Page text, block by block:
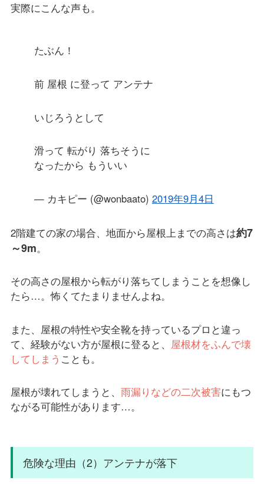
実際にこんな声も。
たぶん！
前 屋根 に登って アンテナ
いじろうとして
滑って 転がり 落ちそうに
なったから もういい
— カキピー (@wonbaato) 2019年9月4日
2階建ての家の場合、地面から屋根上までの高さは約7
～9m。
その高さの屋根から転がり落ちてしまうことを想像し
たら…。怖くてたまりませんよね。
また、屋根の特性や安全靴を持っているプロと違っ
て、経験がない方が屋根に登ると、 屋根材をふんで壊
してしまう ことも。
屋根が壊れてしまうと、 雨漏りなどの二次被害にもつ
ながる可能性があります…。
危険な理由（2）アンテナが落下